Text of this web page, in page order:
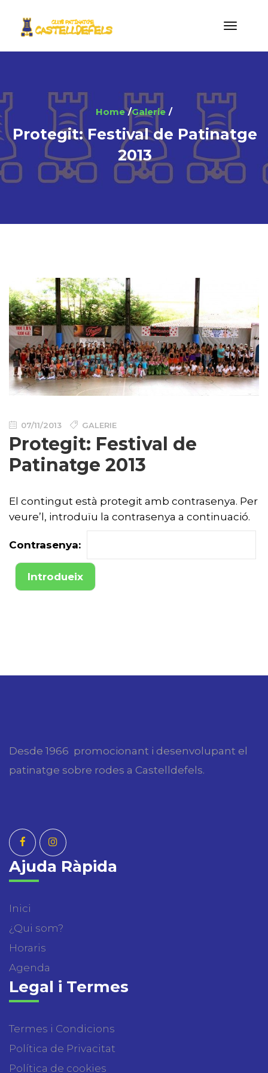
Home Galerie
Protegit: Festival de Patinatge
2013
07/11/2013 GALERIE
Protegit: Festival de
Patinatge 2013
El contingut està protegit amb contrasenya. Per
veure’l, introduïu la contrasenya a continuació.
Contrasenya:
Desde 1966 promocionant i desenvolupant el
patinatge sobre rodes a Castelldefels.
Ajuda Ràpida
Inici
¿Qui som?
Horaris
Agenda
Legal i Termes
Termes i Condicions
Política de Privacitat
Política de cookies